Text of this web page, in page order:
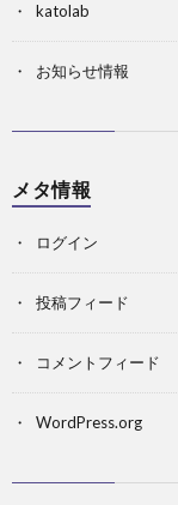
katolab
お知らせ情報
メタ情報
ログイン
投稿フィード
コメントフィード
WordPress.org